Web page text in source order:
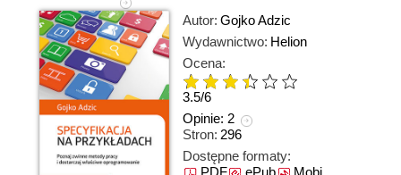
Autor: Gojko Adzic
Wydawnictwo: Helion
Ocena:
3.5/6
Opinie: 2
Stron: 296
Dostępne formaty:
PDFePubMobi